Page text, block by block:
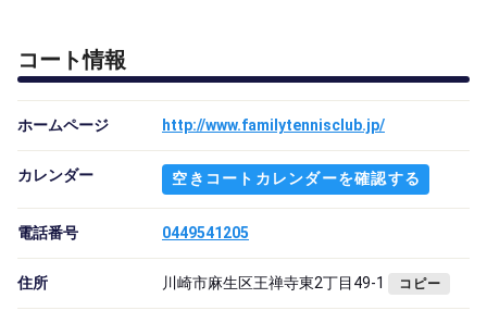
コート情報
ホームページ http://www.familytennisclub.jp/
カレンダー 空きコートカレンダーを確認する
電話番号 0449541205
住所 川崎市麻生区王禅寺東2丁目49-1 コピー